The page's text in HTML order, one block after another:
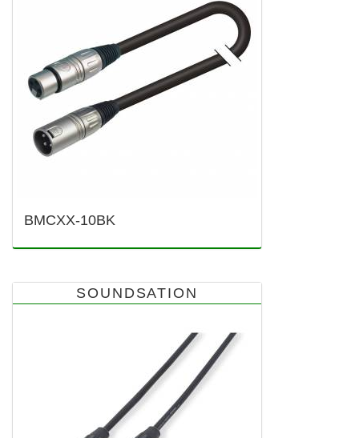
BMCXX-10BK
SOUNDSATION